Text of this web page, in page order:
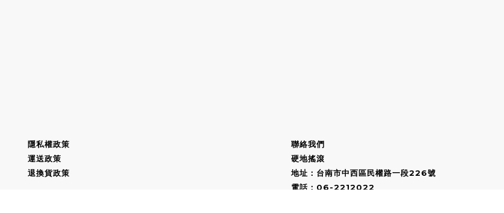
隱私權政策
運送政策
退換貨政策
聯絡我們
硬地搖滾
地址：台南市中西區民權路一段226號
電話：06-2212022